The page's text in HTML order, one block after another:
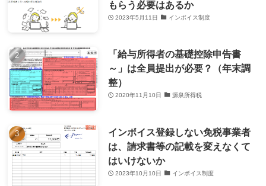
もらう必要はあるか
2023年5月11日 インボイス制度
「給与所得者の基礎控除申告書
～」は全員提出が必要？（年末調
整）
2020年11月10日 源泉所得税
インボイス登録しない免税事業者
は、請求書等の記載を変えなくて
はいけないか
2023年10月10日 インボイス制度